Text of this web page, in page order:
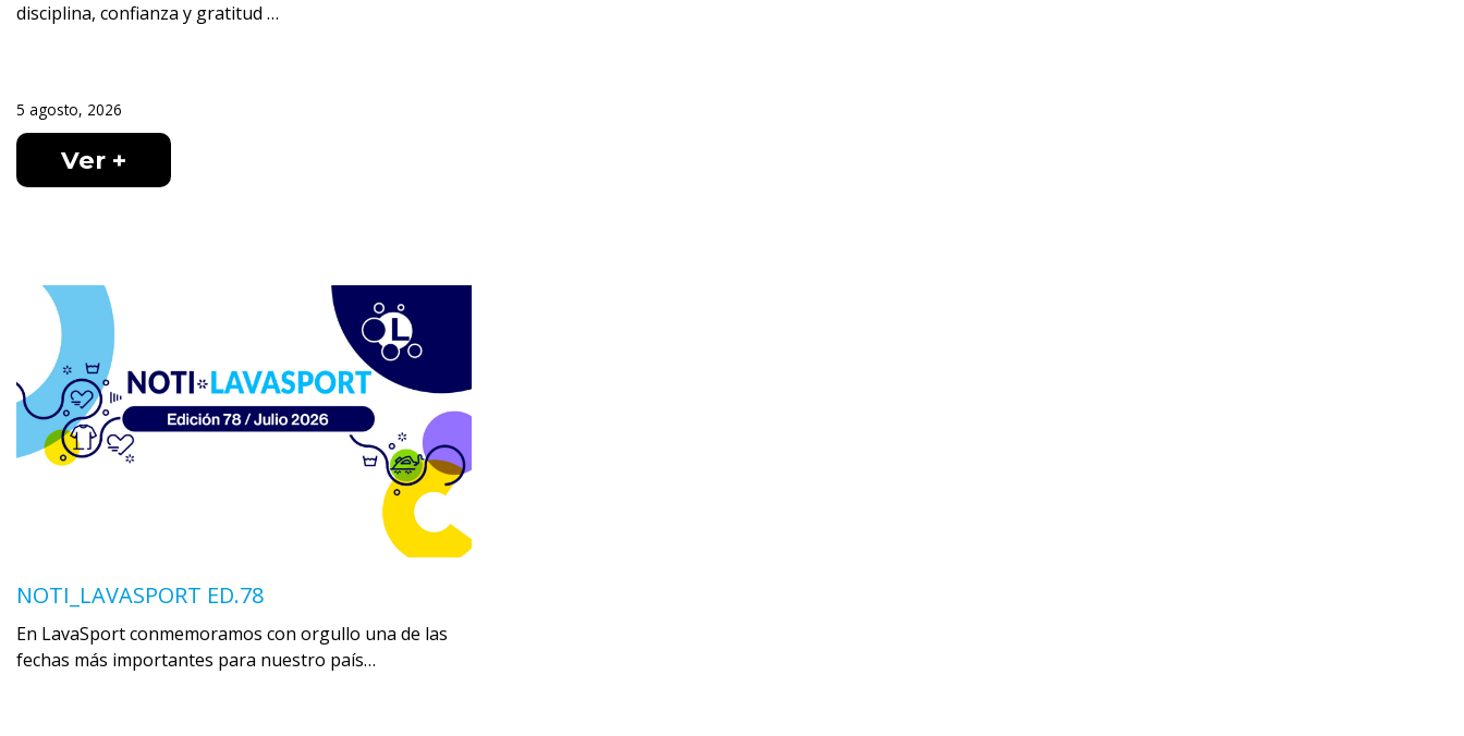
disciplina, confianza y gratitud …
5 agosto, 2026
Ver +
NOTI_LAVASPORT ED.78
En LavaSport conmemoramos con orgullo una de las
fechas más importantes para nuestro país…